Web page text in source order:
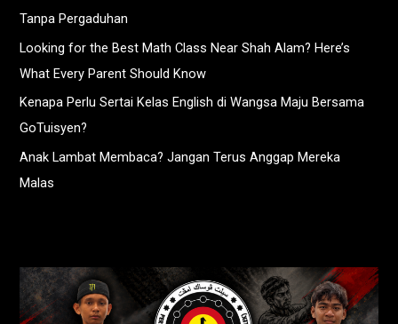
Tanpa Pergaduhan
Looking for the Best Math Class Near Shah Alam? Here’s
What Every Parent Should Know
Kenapa Perlu Sertai Kelas English di Wangsa Maju Bersama
GoTuisyen?
Anak Lambat Membaca? Jangan Terus Anggap Mereka
Malas